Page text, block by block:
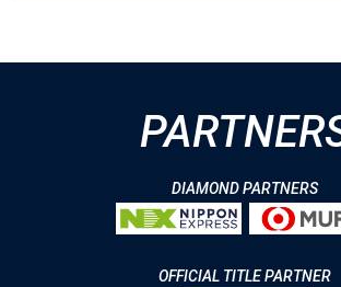
DIAMOND PARTNERS
OFFICIAL TITLE PARTNER